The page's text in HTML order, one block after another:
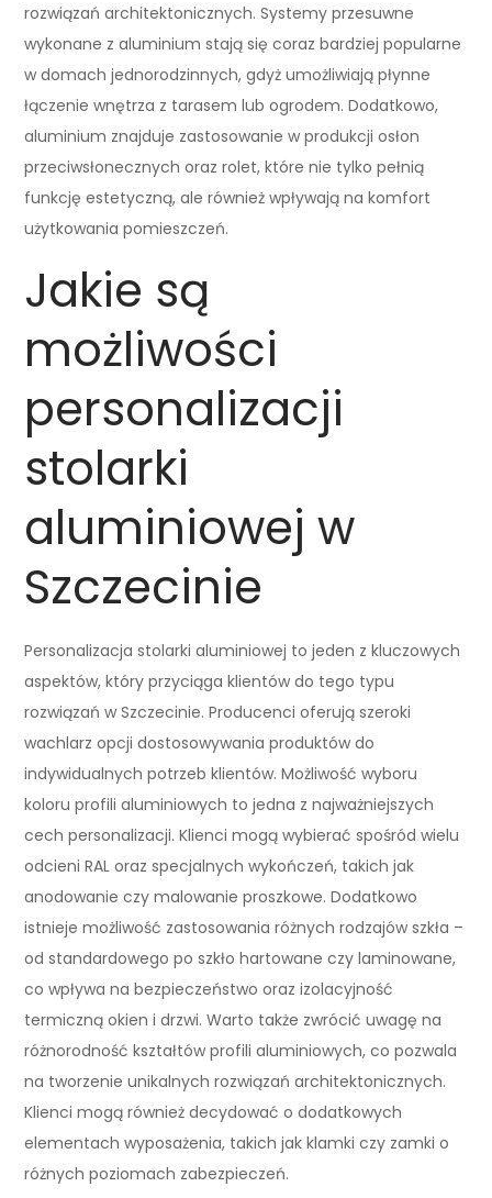
rozwiązań architektonicznych. Systemy przesuwne
wykonane z aluminium stają się coraz bardziej popularne
w domach jednorodzinnych, gdyż umożliwiają płynne
łączenie wnętrza z tarasem lub ogrodem. Dodatkowo,
aluminium znajduje zastosowanie w produkcji osłon
przeciwsłonecznych oraz rolet, które nie tylko pełnią
funkcję estetyczną, ale również wpływają na komfort
użytkowania pomieszczeń.
Jakie są
możliwości
personalizacji
stolarki
aluminiowej w
Szczecinie
Personalizacja stolarki aluminiowej to jeden z kluczowych
aspektów, który przyciąga klientów do tego typu
rozwiązań w Szczecinie. Producenci oferują szeroki
wachlarz opcji dostosowywania produktów do
indywidualnych potrzeb klientów. Możliwość wyboru
koloru profili aluminiowych to jedna z najważniejszych
cech personalizacji. Klienci mogą wybierać spośród wielu
odcieni RAL oraz specjalnych wykończeń, takich jak
anodowanie czy malowanie proszkowe. Dodatkowo
istnieje możliwość zastosowania różnych rodzajów szkła –
od standardowego po szkło hartowane czy laminowane,
co wpływa na bezpieczeństwo oraz izolacyjność
termiczną okien i drzwi. Warto także zwrócić uwagę na
różnorodność kształtów profili aluminiowych, co pozwala
na tworzenie unikalnych rozwiązań architektonicznych.
Klienci mogą również decydować o dodatkowych
elementach wyposażenia, takich jak klamki czy zamki o
różnych poziomach zabezpieczeń.